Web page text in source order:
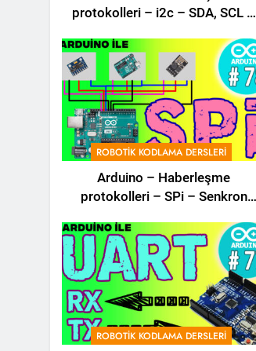
protokolleri – i2c – SDA, SCL –
ROBOTIK KODLAMA DERSLERI
Arduino – Haberleşme
protokolleri – SPi – Senkron
78 –
ROBOTIK KODLAMA DERSLERI